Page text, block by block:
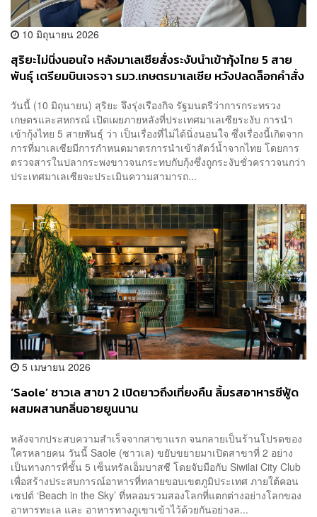
10 มิถุนายน 2026
สุริยะไม่นิ่งนอนใจ หลังมาเลเซียสั่งระงับนำเข้ากุ้งไทย 5 สาย
พันธุ์ เตรียมบินเจรจา รมว.เกษตรมาเลเซีย หวังปลดล็อกคำสั่ง
วันนี้ (10 มิถุนายน) สุริยะ จึงรุ่งเรืองกิจ รัฐมนตรีว่าการกระทรวง
เกษตรและสหกรณ์ เปิดเผยภายหลังที่ประเทศมาเลเซียระงับ การนำ
เข้ากุ้งไทย 5 สายพันธุ์ ว่า เป็นเรื่องที่ไม่ได้นิ่งนอนใจ ซึ่งเรื่องนี้เกิดจาก
การที่มาเลเซียมีการกำหนดมาตรการนำเข้าสัตว์น้ำจากไทย โดยการ
ตรวจสารในปลากระพงขาวจนกระทบกับกุ้งซึ่งถูกระงับชั่วคราวจนกว่า
ประเทศมาเลเซียจะประเมินความสามารถ...
5 เมษายน 2026
‘Saole’ ซาวเล สาขา 2 เปิดยาวถึงเที่ยงคืน ลิ้มรสอาหารซีฟู้ด
ผสมผสานกลิ่นอายยูนนาน
หลังจากประสบความสำเร็จจากสาขาแรก จนกลายเป็นร้านโปรดของ
ใครหลายคน วันนี้ Saole (ซาวเล) ขยับขยายมาเปิดสาขาที่ 2 อย่าง
เป็นทางการที่ชั้น 5 เซ็นทรัลเอ็มบาสซี โดยจับมือกับ Siwilai City Club
เพื่อสร้างประสบการณ์อาหารที่ทลายขอบเขตภูมิประเทศ ภายใต้คอน
เซปต์ ‘Beach in the Sky’ ที่หลอมรวมสองโลกที่แตกต่างอย่างโลกของ
อาหารทะเล และ อาหารทางภูเขาเข้าไว้ด้วยกันอย่างล...